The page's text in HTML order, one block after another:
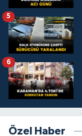
5
6
Özel Haber